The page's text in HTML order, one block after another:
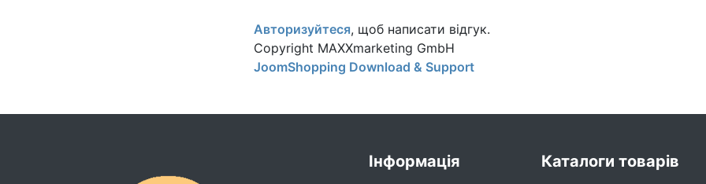
Авторизуйтеся, щоб написати відгук.
Copyright MAXXmarketing GmbH
JoomShopping Download & Support
Інформація Каталоги товарів